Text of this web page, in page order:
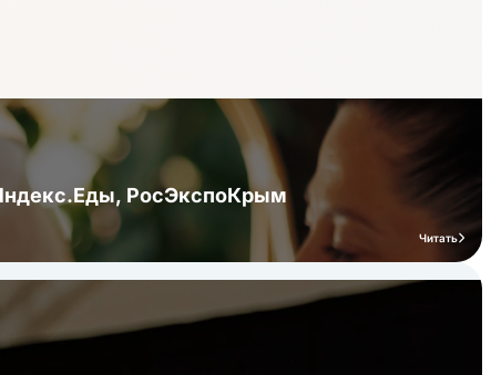
РосЭкспоКрым
Читать